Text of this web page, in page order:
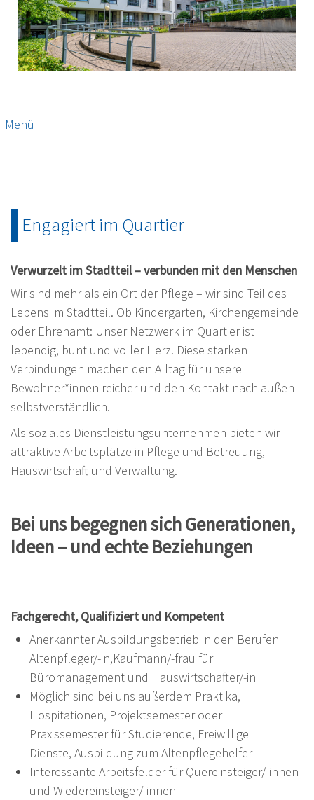
Menü
Engagiert im Quartier
Verwurzelt im Stadtteil – verbunden mit den Menschen
Wir sind mehr als ein Ort der Pflege – wir sind Teil des
Lebens im Stadtteil. Ob Kindergarten, Kirchengemeinde
oder Ehrenamt: Unser Netzwerk im Quartier ist
lebendig, bunt und voller Herz. Diese starken
Verbindungen machen den Alltag für unsere
Bewohner*innen reicher und den Kontakt nach außen
selbstverständlich.
Als soziales Dienstleistungsunternehmen bieten wir
attraktive Arbeitsplätze in Pflege und Betreuung,
Hauswirtschaft und Verwaltung.
Bei uns begegnen sich Generationen,
Ideen – und echte Beziehungen
Fachgerecht, Qualifiziert und Kompetent
Anerkannter Ausbildungsbetrieb in den Berufen
Altenpfleger/-in,Kaufmann/-frau für
Büromanagement und Hauswirtschafter/-in
Möglich sind bei uns außerdem Praktika,
Hospitationen, Projektsemester oder
Praxissemester für Studierende, Freiwillige
Dienste, Ausbildung zum Altenpflegehelfer
Interessante Arbeitsfelder für Quereinsteiger/-innen
und Wiedereinsteiger/-innen